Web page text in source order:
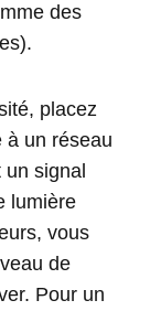
des
placez
à un réseau
signal
lumière
vous
de
Pour un